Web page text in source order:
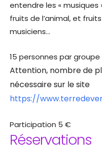
entendre les « musiques
fruits de l’animal, et
musiciens…
15 personnes par groupe
Attention, nombre de
nécessaire sur le site
https://
Participation 5 €
Réservations